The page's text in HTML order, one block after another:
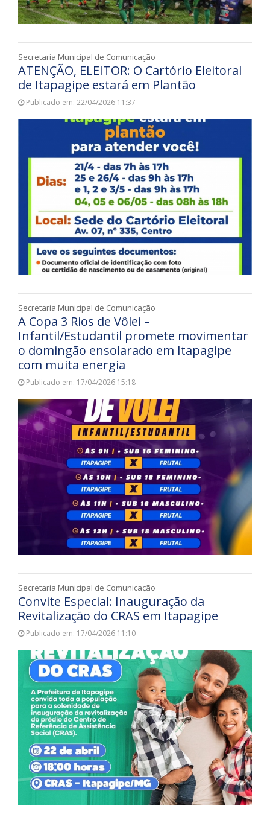
Secretaria Municipal de Comunicação
ATENÇÃO, ELEITOR: O Cartório Eleitoral
de Itapagipe estará em Plantão
Publicado em: 22/04/2026 11:37
Secretaria Municipal de Comunicação
A Copa 3 Rios de Vôlei –
Infantil/Estudantil promete movimentar
o domingão ensolarado em Itapagipe
com muita energia
Publicado em: 17/04/2026 15:18
Secretaria Municipal de Comunicação
Convite Especial: Inauguração da
Revitalização do CRAS em Itapagipe
Publicado em: 17/04/2026 11:10